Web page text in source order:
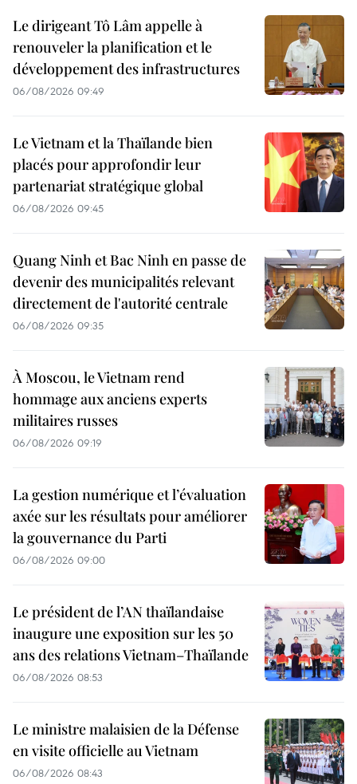
Le dirigeant Tô Lâm appelle à
renouveler la planification et le
développement des infrastructures
06/08/2026 09:49
Le Vietnam et la Thaïlande bien
placés pour approfondir leur
partenariat stratégique global
06/08/2026 09:45
Quang Ninh et Bac Ninh en passe de
devenir des municipalités relevant
directement de l'autorité centrale
06/08/2026 09:35
À Moscou, le Vietnam rend
hommage aux anciens experts
militaires russes
06/08/2026 09:19
La gestion numérique et l’évaluation
axée sur les résultats pour améliorer
la gouvernance du Parti
06/08/2026 09:00
Le président de l’AN thaïlandaise
inaugure une exposition sur les 50
ans des relations Vietnam–Thaïlande
06/08/2026 08:53
Le ministre malaisien de la Défense
en visite officielle au Vietnam
06/08/2026 08:43